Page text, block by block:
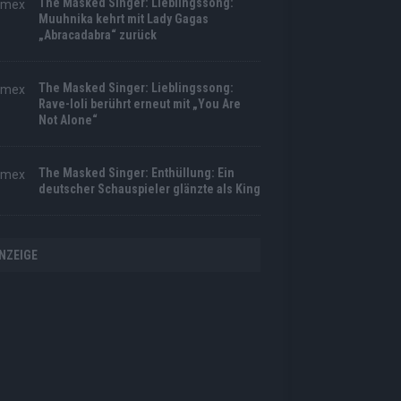
Muuhnika kehrt mit Lady Gagas
„Abracadabra“ zurück
The Masked Singer: Lieblingssong:
Rave-Ioli berührt erneut mit „You Are
Not Alone“
The Masked Singer: Enthüllung: Ein
deutscher Schauspieler glänzte als King